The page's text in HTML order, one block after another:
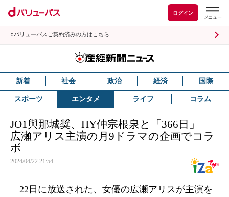
ログイン
dバリューパスご契約済みの方はこちら
新着 社会 政治 経済 国際
スポーツ エンタメ ライフ コラム
JO1與那城奨、HY仲宗根泉と「366日」
広瀬アリス主演の月9ドラマの企画でコラ
ボ
2024/04/22 21:54
22日に放送された、女優の広瀬アリスが主演を